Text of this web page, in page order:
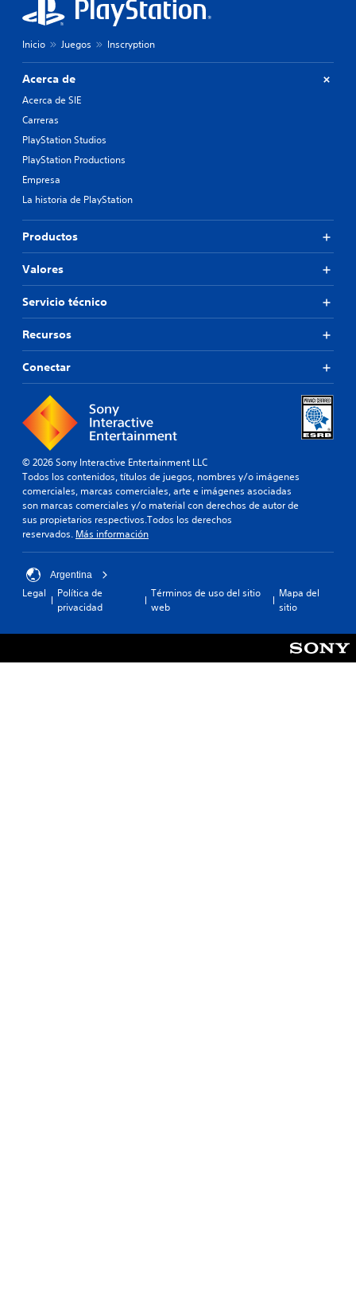
Inicio Juegos Inscryption
Acerca de
Acerca de SIE
Carreras
PlayStation Studios
PlayStation Productions
Empresa
La historia de PlayStation
Productos
Valores
Servicio técnico
Recursos
Conectar
© 2026 Sony Interactive Entertainment LLC
Todos los contenidos, títulos de juegos, nombres y/o imágenes
comerciales, marcas comerciales, arte e imágenes asociadas
son marcas comerciales y/o material con derechos de autor de
sus propietarios respectivos.Todos los derechos
reservados. Más información
Argentina
Legal
Política de
privacidad
Términos de uso del sitio
web
Mapa del
sitio